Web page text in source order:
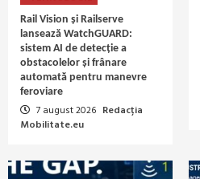
Rail Vision și Railserve
lansează WatchGUARD:
sistem AI de detecție a
obstacolelor și frânare
automată pentru manevre
feroviare
7 august 2026 Redacția
Mobilitate.eu